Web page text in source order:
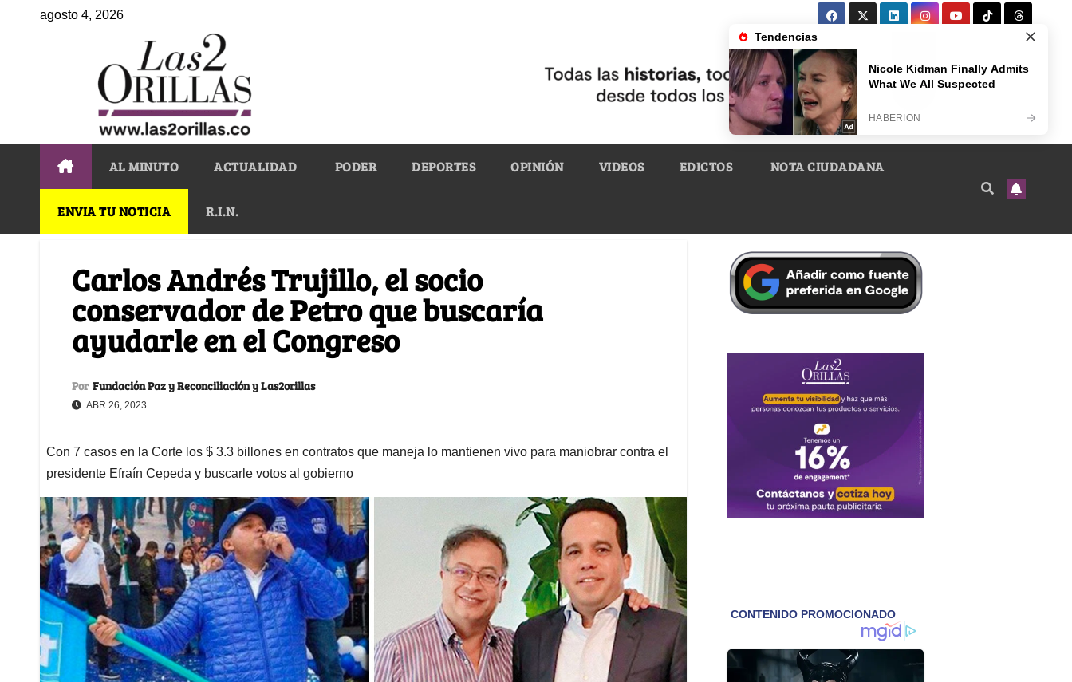
agosto 4, 2026
AL MINUTO ACTUALIDAD PODER DEPORTES OPINIÓN VIDEOS EDICTOS NOTA CIUDADANA
ENVIA TU NOTICIA R.I.N.
Carlos Andrés Trujillo, el socio
conservador de Petro que buscaría
ayudarle en el Congreso
Por Fundación Paz y Reconciliación y Las2orillas
ABR 26, 2023
Con 7 casos en la Corte los $ 3.3 billones en contratos que maneja lo mantienen vivo para maniobrar contra el
presidente Efraín Cepeda y buscarle votos al gobierno